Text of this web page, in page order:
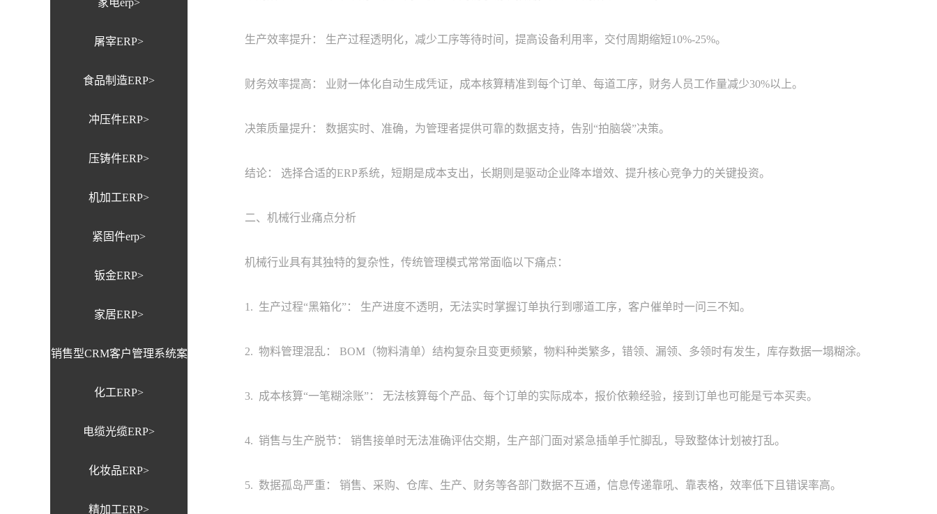
家电erp>
屠宰ERP>
食品制造ERP>
冲压件ERP>
压铸件ERP>
机加工ERP>
紧固件erp>
钣金ERP>
家居ERP>
销售型CRM客户管理系统案
例>
化工ERP>
电缆光缆ERP>
化妆品ERP>
精加工ERP>
生产效率提升： 生产过程透明化，减少工序等待时间，提高设备利用率，交付周期缩短10%-25%。
财务效率提高： 业财一体化自动生成凭证，成本核算精准到每个订单、每道工序，财务人员工作量减少30%以上。
决策质量提升： 数据实时、准确，为管理者提供可靠的数据支持，告别“拍脑袋”决策。
结论： 选择合适的ERP系统，短期是成本支出，长期则是驱动企业降本增效、提升核心竞争力的关键投资。
二、机械行业痛点分析
机械行业具有其独特的复杂性，传统管理模式常常面临以下痛点：
1. 生产过程“黑箱化”： 生产进度不透明，无法实时掌握订单执行到哪道工序，客户催单时一问三不知。
2. 物料管理混乱： BOM（物料清单）结构复杂且变更频繁，物料种类繁多，错领、漏领、多领时有发生，库存数据一塌糊涂。
3. 成本核算“一笔糊涂账”： 无法核算每个产品、每个订单的实际成本，报价依赖经验，接到订单也可能是亏本买卖。
4. 销售与生产脱节： 销售接单时无法准确评估交期，生产部门面对紧急插单手忙脚乱，导致整体计划被打乱。
5. 数据孤岛严重： 销售、采购、仓库、生产、财务等各部门数据不互通，信息传递靠吼、靠表格，效率低下且错误率高。